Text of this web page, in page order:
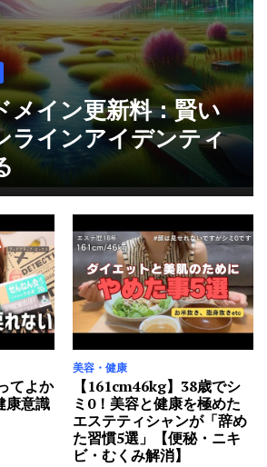
週間でバキバキになる『お腹痩せ
パない痩せた！
】健康に良いと思って食べてい
管を壊して血糖値を上げる原因で
メモリーズ
メモリーズ （ブルーレイディス
新料：賢い管理でオンラインアイ
る
ってよかった日用品13選！健康意
メイン更新料：賢い
ラインアイデンティ
てよか
康意識
美容・健康
【161cm46kg】38歳でシ
ミ0！美容と健康を極めた
エステティシャンが「辞め
た習慣5選」【便秘・ニキ
ビ・むくみ解消】